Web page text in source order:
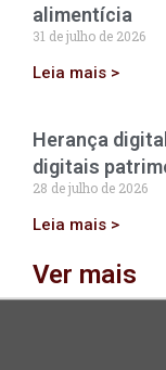
alimentícia
31 de julho de 2026
Leia mais >
Herança
digitais
28 de julho de 2026
Leia mais >
Ver mais